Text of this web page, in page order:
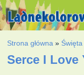
Strona główna »
Serce I Love